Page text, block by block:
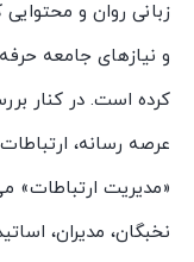
زبانی روان و
و نیازهای جامعه
کرده است. در کنار
عرصه رسانه،
«مدیریت ارتباطات»
نخبگان، مدیران،